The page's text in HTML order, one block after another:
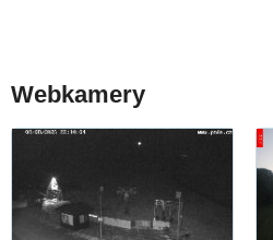
Webkamery